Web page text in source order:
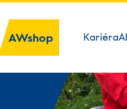
AWshop Kariéra